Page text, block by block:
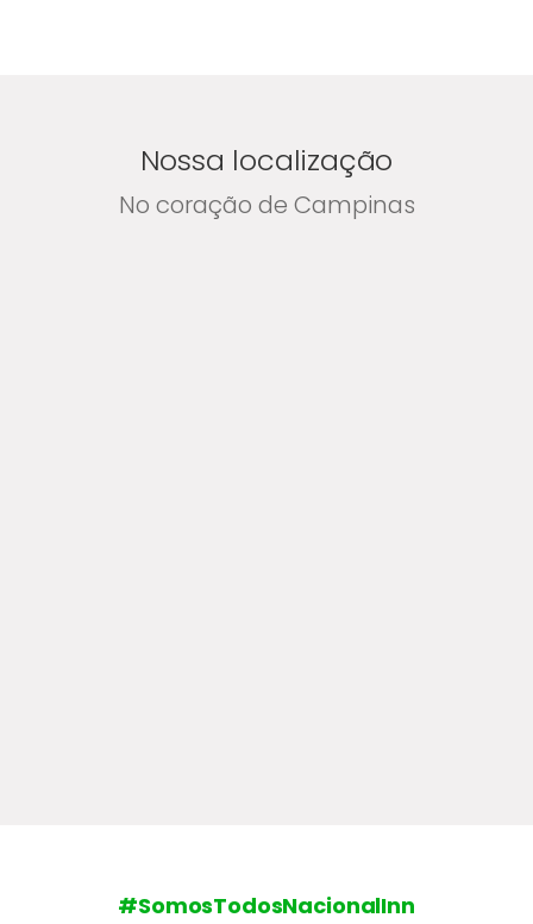
Nossa localização
No coração de Campinas
#SomosTodosNacionalInn